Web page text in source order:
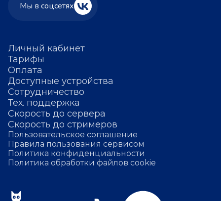
Личный кабинет
Тарифы
Оплата
Доступные устройства
Сотрудничество
Тех. поддержка
Скорость до сервера
Скорость до стримеров
Пользовательское соглашение
Правила пользования сервисом
Политика конфиденциальности
Политика обработки файлов cookie
Мы в соцсетях